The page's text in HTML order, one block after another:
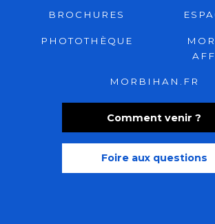
Comment venir ?
Foire aux questions
BROCHURES
PHOTOTHÈQUE
MORBIHAN.FR